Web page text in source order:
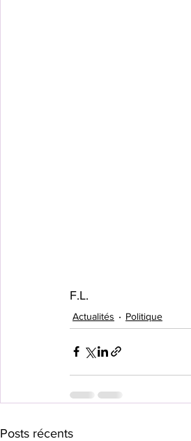
F.L.
Actualités Politique
Posts récents